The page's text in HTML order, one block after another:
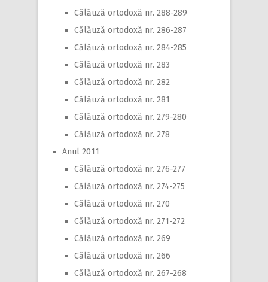
Călăuză ortodoxă nr. 288-289
Călăuză ortodoxă nr. 286-287
Călăuză ortodoxă nr. 284-285
Călăuză ortodoxă nr. 283
Călăuză ortodoxă nr. 282
Călăuză ortodoxă nr. 281
Călăuză ortodoxă nr. 279-280
Călăuză ortodoxă nr. 278
Anul 2011
Călăuză ortodoxă nr. 276-277
Călăuză ortodoxă nr. 274-275
Călăuză ortodoxă nr. 270
Călăuză ortodoxă nr. 271-272
Călăuză ortodoxă nr. 269
Călăuză ortodoxă nr. 266
Călăuză ortodoxă nr. 267-268